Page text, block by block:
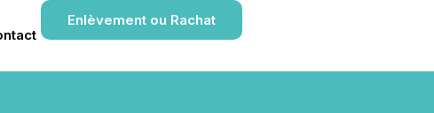
Enlèvement ou Rachat